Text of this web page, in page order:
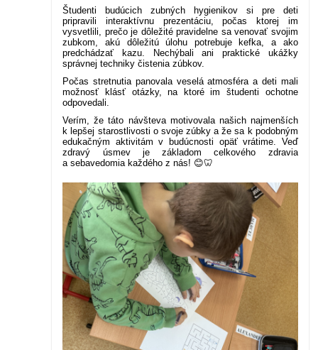
Študenti budúcich zubných hygienikov si pre deti
pripravili interaktívnu prezentáciu, počas ktorej im
vysvetlili, prečo je dôležité pravidelne sa venovať svojim
zubkom, akú dôležitú úlohu potrebuje kefka, a ako
predchádzať kazu. Nechýbali ani praktické ukážky
správnej techniky čistenia zúbkov.
Počas stretnutia panovala veselá atmosféra a deti mali
možnosť klásť otázky, na ktoré im študenti ochotne
odpovedali.
Verím, že táto návšteva motivovala našich najmenších
k lepšej starostlivosti o svoje zúbky a že sa k podobným
edukačným aktivitám v budúcnosti opäť vrátime. Veď
zdravý úsmev je základom celkového zdravia
a sebavedomia každého z nás! 😊🦷